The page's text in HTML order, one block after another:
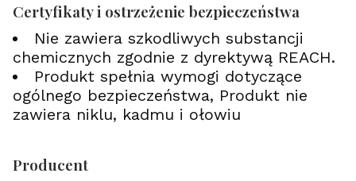
Certyfikaty i ostrzeżenie bezpieczeństwa
Nie zawiera szkodliwych substancji
chemicznych zgodnie z dyrektywą REACH.
Produkt spełnia wymogi dotyczące
ogólnego bezpieczeństwa, Produkt nie
zawiera niklu, kadmu i ołowiu
Producent